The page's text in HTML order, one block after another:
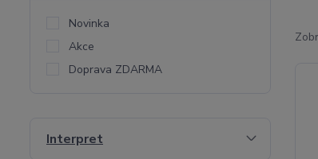
Novinka
Akce
Doprava ZDARMA
Interpret